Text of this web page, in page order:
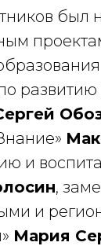
был
и
,
и
Мария